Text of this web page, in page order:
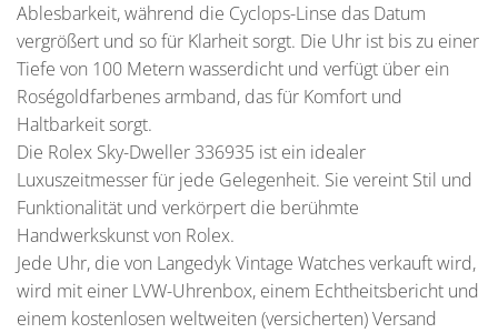
Ablesbarkeit, während die Cyclops-Linse das Datum
vergrößert und so für Klarheit sorgt. Die Uhr ist bis zu einer
Tiefe von 100 Metern wasserdicht und verfügt über ein
Roségoldfarbenes armband, das für Komfort und
Haltbarkeit sorgt.
Die Rolex Sky-Dweller 336935 ist ein idealer
Luxuszeitmesser für jede Gelegenheit. Sie vereint Stil und
Funktionalität und verkörpert die berühmte
Handwerkskunst von Rolex.
Jede Uhr, die von Langedyk Vintage Watches verkauft wird,
wird mit einer LVW-Uhrenbox, einem Echtheitsbericht und
einem kostenlosen weltweiten (versicherten) Versand